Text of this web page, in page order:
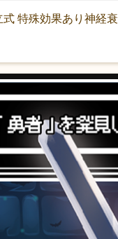
特殊効果あり神経